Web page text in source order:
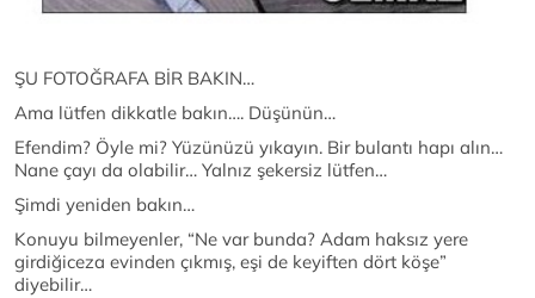
ŞU FOTOĞRAFA BİR BAKIN…
Ama lütfen dikkatle bakın…. Düşünün…
Efendim? Öyle mi? Yüzünüzü yıkayın. Bir bulantı hapı alın…
Nane çayı da olabilir… Yalnız şekersiz lütfen…
Şimdi yeniden bakın…
Konuyu bilmeyenler, “Ne var bunda? Adam haksız yere
girdiğiceza evinden çıkmış, eşi de keyiften dört köşe”
diyebilir…